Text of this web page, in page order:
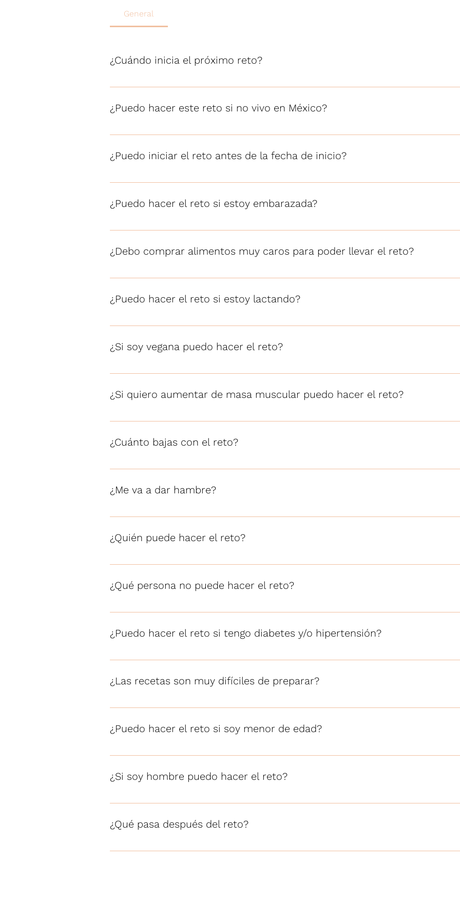
General
¿Cuándo inicia el próximo reto?
Cada mes inicia un nuevo reto
¿Puedo hacer este reto si no vivo en México?
Si, sin problema, el reto es en línea. Si vives en USA se les indica que alimentos puede
¿Puedo iniciar el reto antes de la fecha de inicio?
Si lo puede iniciar antes.
¿Puedo hacer el reto si estoy embarazada?
Si lo puedes hacer.
¿Debo comprar alimentos muy caros para poder llevar el reto?
No, no son alimentos caros, la mayoria de los alimentos son de canasta basica.
¿Puedo hacer el reto si estoy lactando?
Si, sin problema lo puedes hacer
¿Si soy vegana puedo hacer el reto?
No se puede, ya que es alimentacion omnivora
¿Si quiero aumentar de masa muscular puedo hacer el reto?
Si, cada persona elige el objtivo del reto
¿Cuánto bajas con el reto?
Reto 3 meses de 10-15 kg Reto 21 días de 3 a 4 kg
¿Me va a dar hambre?
No va a pasar hambre, El reto es un plan de alimentación balanceado, equilibrado en
¿Quién puede hacer el reto?
Cualquier persona mayor de 15 años que no padezca problemas renales o cancer, y
¿Qué persona no puede hacer el reto?
Personas con problemas renales, con cáncer y menores de 15 años
¿Puedo hacer el reto si tengo diabetes y/o hipertensión?
Si lo puedes hacer, es un plan balanceado que le va a ayudar a mejorar su salud.
¿Las recetas son muy difíciles de preparar?
Los alimentos son fáciles de preparar y practicos
¿Puedo hacer el reto si soy menor de edad?
Solo mayores de 15 años con previa autorización de sus padres.
¿Si soy hombre puedo hacer el reto?
Si lo puedes hacer, el reto es para hombres y mujeres que deseen mejorar su salud y su
¿Qué pasa después del reto?
Al terminar el reto, tendras conocimiento de una alimentación saludable y balanceada, al